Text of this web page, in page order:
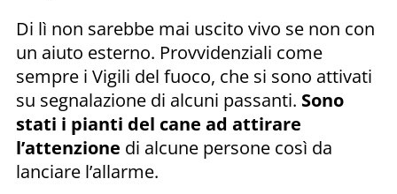
Di lì non sarebbe mai uscito vivo se non con
un aiuto esterno. Provvidenziali come
sempre i Vigili del fuoco, che si sono attivati
su segnalazione di alcuni passanti. Sono
stati i pianti del cane ad attirare
l’attenzione di alcune persone così da
lanciare l’allarme.